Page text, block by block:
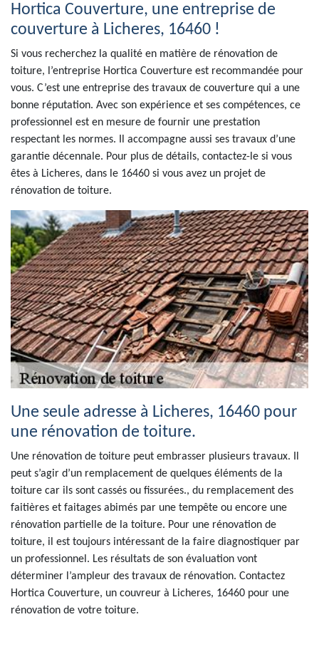
Hortica Couverture, une entreprise de
couverture à Licheres, 16460 !
Si vous recherchez la qualité en matière de rénovation de
toiture, l’entreprise Hortica Couverture est recommandée pour
vous. C’est une entreprise des travaux de couverture qui a une
bonne réputation. Avec son expérience et ses compétences, ce
professionnel est en mesure de fournir une prestation
respectant les normes. Il accompagne aussi ses travaux d’une
garantie décennale. Pour plus de détails, contactez-le si vous
êtes à Licheres, dans le 16460 si vous avez un projet de
rénovation de toiture.
Une seule adresse à Licheres, 16460 pour
une rénovation de toiture.
Une rénovation de toiture peut embrasser plusieurs travaux. Il
peut s’agir d’un remplacement de quelques éléments de la
toiture car ils sont cassés ou fissurées., du remplacement des
faitières et faitages abimés par une tempête ou encore une
rénovation partielle de la toiture. Pour une rénovation de
toiture, il est toujours intéressant de la faire diagnostiquer par
un professionnel. Les résultats de son évaluation vont
déterminer l’ampleur des travaux de rénovation. Contactez
Hortica Couverture, un couvreur à Licheres, 16460 pour une
rénovation de votre toiture.